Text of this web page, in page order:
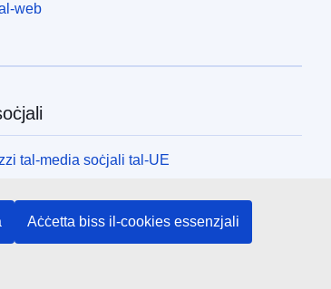
Aċċetta biss il-cookies essenzjali
web
tal-media soċjali tal-UE
u l-korpi tal-UE